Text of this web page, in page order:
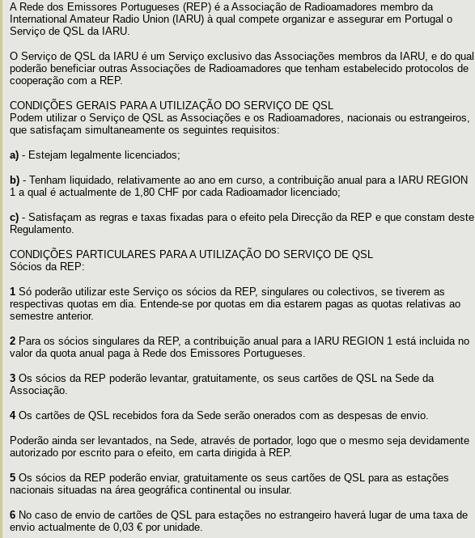
A Rede dos Emissores Portugueses (REP) é a Associação de Radioamadores membro da
International Amateur Radio Union (IARU) à qual compete organizar e assegurar em Portugal o
Serviço de QSL da IARU.
O Serviço de QSL da IARU é um Serviço exclusivo das Associações membros da IARU, e do qual
poderão beneficiar outras Associações de Radioamadores que tenham estabelecido protocolos de
cooperação com a REP.
CONDIÇÕES GERAIS PARA A UTILIZAÇÃO DO SERVIÇO DE QSL
Podem utilizar o Serviço de QSL as Associações e os Radioamadores, nacionais ou estrangeiros,
que satisfaçam simultaneamente os seguintes requisitos:
a) - Estejam legalmente licenciados;
b) - Tenham liquidado, relativamente ao ano em curso, a contribuição anual para a IARU REGION
1 a qual é actualmente de 1,80 CHF por cada Radioamador licenciado;
c) - Satisfaçam as regras e taxas fixadas para o efeito pela Direcção da REP e que constam deste
Regulamento.
CONDIÇÕES PARTICULARES PARA A UTILIZAÇÃO DO SERVIÇO DE QSL
Sócios da REP:
1 Só poderão utilizar este Serviço os sócios da REP, singulares ou colectivos, se tiverem as
respectivas quotas em dia. Entende-se por quotas em dia estarem pagas as quotas relativas ao
semestre anterior.
2 Para os sócios singulares da REP, a contribuição anual para a IARU REGION 1 está incluida no
valor da quota anual paga à Rede dos Emissores Portugueses.
3 Os sócios da REP poderão levantar, gratuitamente, os seus cartões de QSL na Sede da
Associação.
4Os cartões de QSL recebidos fora da Sede serão onerados com as despesas de envio.
Poderão ainda ser levantados, na Sede, através de portador, logo que o mesmo seja devidamente
autorizado por escrito para o efeito, em carta dirigida à REP.
5 Os sócios da REP poderão enviar, gratuitamente os seus cartões de QSL para as estações
nacionais situadas na área geográfica continental ou insular.
6 No caso de envio de cartões de QSL para estações no estrangeiro haverá lugar de uma taxa de
envio actualmente de 0,03 € por unidade.